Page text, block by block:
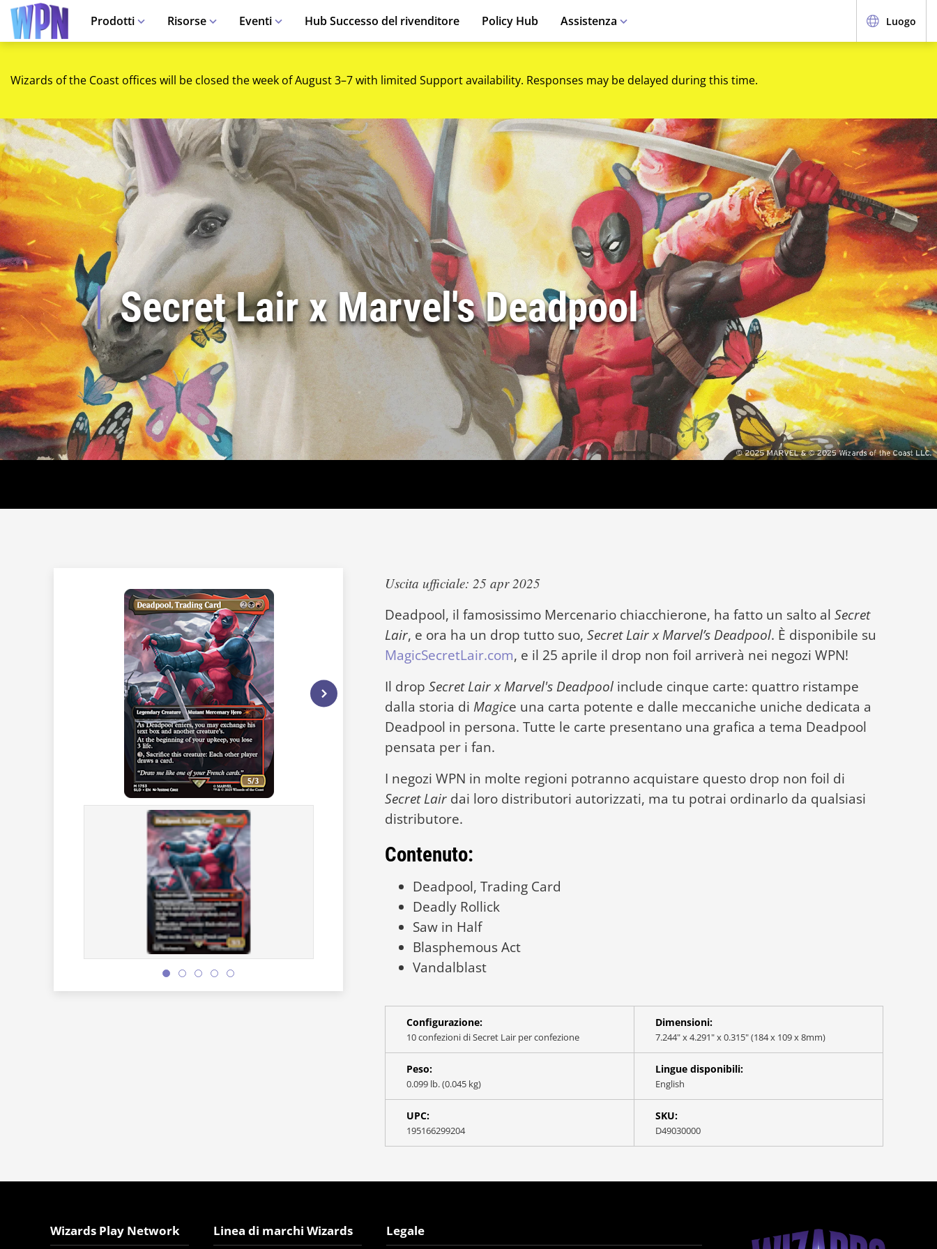
Prodotti Risorse Eventi Hub Successo del rivenditore Policy Hub Assistenza Luogo
Wizards of the Coast offices will be closed the week of August 3–7 with limited Support availability. Responses may be delayed during this time.
Secret Lair x Marvel's Deadpool
Uscita ufficiale: 25 apr 2025
Deadpool, il famosissimo Mercenario chiacchierone, ha fatto un salto al Secret
Lair, e ora ha un drop tutto suo, Secret Lair x Marvel’s Deadpool. È disponibile su
MagicSecretLair.com, e il 25 aprile il drop non foil arriverà nei negozi WPN!
Il drop Secret Lair x Marvel's Deadpool include cinque carte: quattro ristampe
dalla storia di Magice una carta potente e dalle meccaniche uniche dedicata a
Deadpool in persona. Tutte le carte presentano una grafica a tema Deadpool
pensata per i fan.
I negozi WPN in molte regioni potranno acquistare questo drop non foil di
Secret Lair dai loro distributori autorizzati, ma tu potrai ordinarlo da qualsiasi
distributore.
Contenuto:
Deadpool, Trading Card
Deadly Rollick
Saw in Half
Blasphemous Act
Vandalblast
Configurazione:
10 confezioni di Secret Lair per confezione
Dimensioni:
7.244" x 4.291" x 0.315" (184 x 109 x 8mm)
Peso:
0.099 lb. (0.045 kg)
Lingue disponibili:
English
UPC:
195166299204
SKU:
D49030000
Wizards Play Network Linea di marchi Wizards Legale